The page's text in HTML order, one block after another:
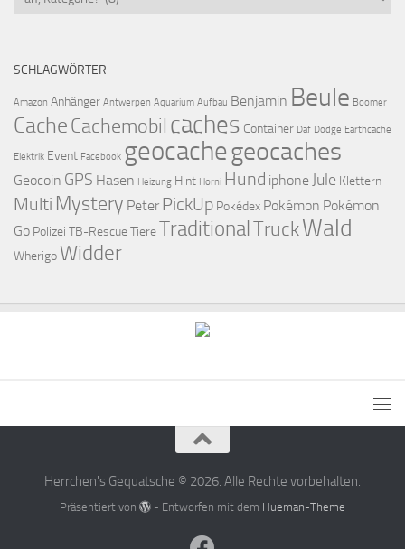
SCHLAGWÖRTER
Amazon Anhänger Antwerpen Aquarium Aufbau Benjamin Beule Boomer
CacheCachemobil caches Container Daf Dodge Earthcache
Elektrik Event Facebook geocachegeocaches
Geocoin GPS Hasen Heizung Hint Horni Hund iphone Jule Klettern
Multi Mystery Peter PickUp Pokédex Pokémon Pokémon
Go Polizei TB-RescueTiereTraditional TruckWald
Wherigo Widder
Herrchen's Gequatsche © 2026. Alle Rechte vorbehalten.
Präsentiert von - Entworfen mit dem Hueman-Theme